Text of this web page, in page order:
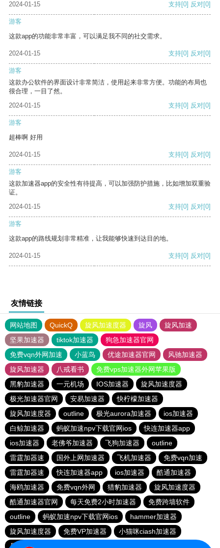
2024-01-15
支持[0] 反对[0]
游客
这款app的功能非常丰富，可以满足我不同的社交需求。
2024-01-15 支持[0] 反对[0]
游客
这款办公软件的界面设计非常简洁，使用起来非常方便。功能的布局也
很合理，一目了然。
2024-01-15
支持[0] 反对[0]
游客
超棒啊 好用
2024-01-15 支持[0] 反对[0]
游客
这款加速器app的安全性有待提高，可以加强防护措施，比如增加双重验
证。
2024-01-15
支持[0] 反对[0]
游客
这款app的路线规划非常精准，让我能够快速到达目的地。
2024-01-15 支持[0] 反对[0]
友情链接
网站地图 QuickQ 旋风加速度器 旋风
旋风加速
坚果加速器
tiktok加速器
狗急加速器官网
免费vqn外网加速
小蓝鸟 优途加速器官网
风驰加速器
旋风加速器
八戒看书
免费vps加速器外网苹果版
黑豹加速器
一元机场 IOS加速器
旋风加速度器
极光加速器官网
安易加速器
快柠檬加速器
旋风加速度器
outline 极光aurora加速器
ios加速器
白鲸加速器
蚂蚁加速npv下载官网ios
快连加速器app
ios加速器
老佛爷加速器 飞狗加速器
outline
雷霆加器速
国外上网加速器 飞机加速器
免费vqn加速
雷霆加器速
快连加速器app ios加速器
酷通加速器
海鸥加速器
免费vqn外网 猎豹加速器
旋风加速度器
酷通加速器官网
每天免费2小时加速器
免费跨墙软件
outline
蚂蚁加速npv下载官网ios
hammer加速器
旋风加速度器
免费VP加速器
小猫咪ciash加速器
暴雪加速器vp